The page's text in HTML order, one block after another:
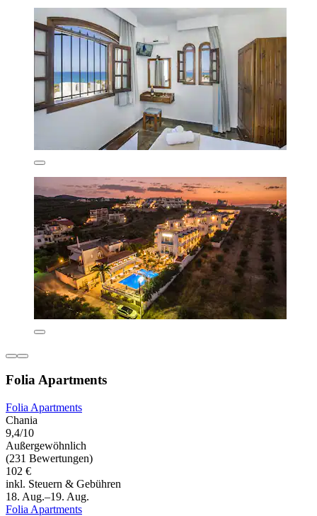
Folia Apartments
Folia Apartments
Chania
9,4/10
Außergewöhnlich
(231 Bewertungen)
102 €
inkl. Steuern & Gebühren
18. Aug.–19. Aug.
Folia Apartments